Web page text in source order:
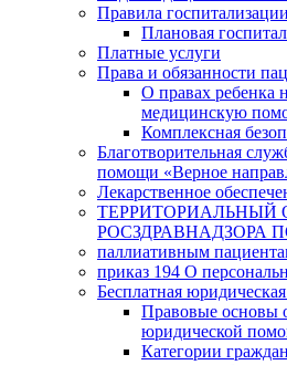
Правила госпитализации
Плановая
Платные услуги
Права и обязанности
О правах ребенка
медицинскую
Комплексная
Благотворительная
помощи «Верное
Лекарственное
ТЕРРИТОРИАЛЬНЫЙ
РОСЗДРАВНАДЗОРА
паллиативным
приказ 194 О
Бесплатная
Правовые основы
юридической
Категории